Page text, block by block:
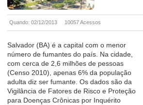
Quando: 02/12/2013 10057 Acessos
Salvador (BA) é a capital com o menor
número de fumantes do país. Na cidade,
com cerca de 2,6 milhões de pessoas
(Censo 2010), apenas 6% da população
adulta diz ser fumante. Os dados são da
Vigilância de Fatores de Risco e Proteção
para Doenças Crônicas por Inquérito